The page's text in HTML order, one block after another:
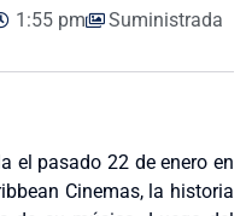
1:55 pm Suministrada
el pasado 22 de enero en
Cinemas, la historia